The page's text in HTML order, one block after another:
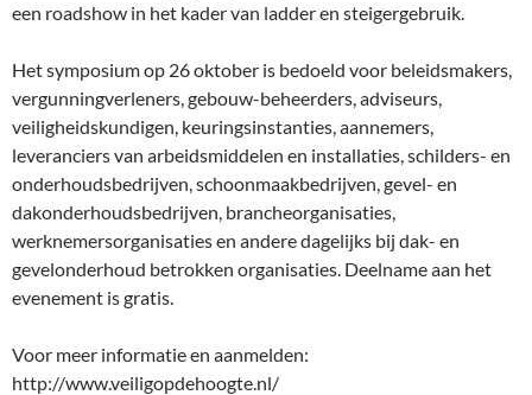
een roadshow in het kader van ladder en steigergebruik.
Het symposium op 26 oktober is bedoeld voor beleidsmakers,
vergunningverleners, gebouw-beheerders, adviseurs,
veiligheidskundigen, keuringsinstanties, aannemers,
leveranciers van arbeidsmiddelen en installaties, schilders- en
onderhoudsbedrijven, schoonmaakbedrijven, gevel- en
dakonderhoudsbedrijven, brancheorganisaties,
werknemersorganisaties en andere dagelijks bij dak- en
gevelonderhoud betrokken organisaties. Deelname aan het
evenement is gratis.
Voor meer informatie en aanmelden:
http://www.veiligopdehoogte.nl/